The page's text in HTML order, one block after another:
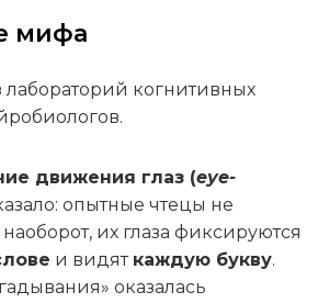
мифа
когнитивных
движения глаз (eye-
опытные чтецы не
их глаза фиксируются
и видят каждую букву.
оказалась